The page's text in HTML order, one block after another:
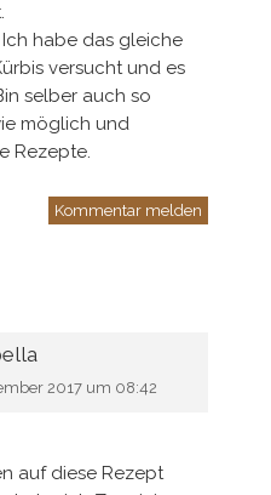
habe das gleiche
versucht und es
selber auch so
möglich und
Rezepte.
Kommentar melden
2017 um 08:42
auf diese Rezept